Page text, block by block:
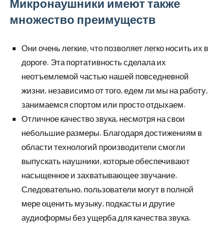
Микронаушники имеют также
множество преимуществ
Они очень легкие, что позволяет легко носить их в
дороге. Эта портативность сделала их
неотъемлемой частью нашей повседневной
жизни, независимо от того, едем ли мы на работу,
занимаемся спортом или просто отдыхаем.
Отличное качество звука, несмотря на свои
небольшие размеры. Благодаря достижениям в
области технологий производители смогли
выпускать наушники, которые обеспечивают
насыщенное и захватывающее звучание.
Следовательно, пользователи могут в полной
мере оценить музыку, подкасты и другие
аудиоформы без ущерба для качества звука.